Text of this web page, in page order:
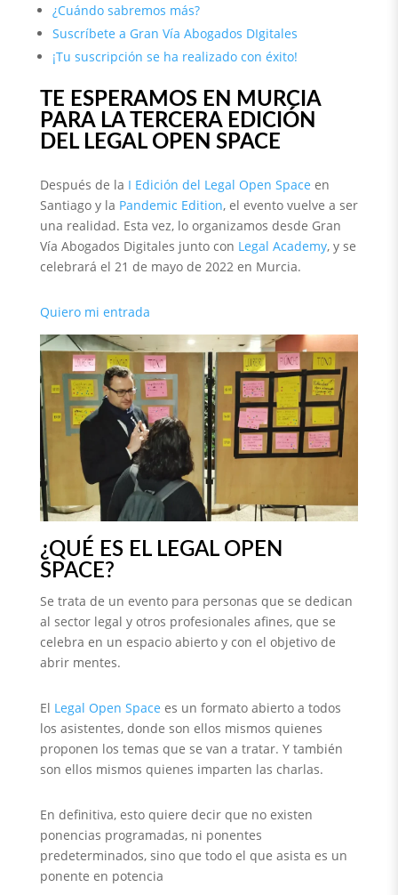
¿Cuándo sabremos más?
Suscríbete a Gran Vía Abogados DIgitales
¡Tu suscripción se ha realizado con éxito!
TE ESPERAMOS EN MURCIA
PARA LA TERCERA EDICIÓN
DEL LEGAL OPEN SPACE
Después de la I Edición del Legal Open Space en
Santiago y la Pandemic Edition, el evento vuelve a ser
una realidad. Esta vez, lo organizamos desde Gran
Vía Abogados Digitales junto con Legal Academy, y se
celebrará el 21 de mayo de 2022 en Murcia.
Quiero mi entrada
¿QUÉ ES EL LEGAL OPEN
SPACE?
Se trata de un evento para personas que se dedican
al sector legal y otros profesionales afines, que se
celebra en un espacio abierto y con el objetivo de
abrir mentes.
El Legal Open Space es un formato abierto a todos
los asistentes, donde son ellos mismos quienes
proponen los temas que se van a tratar. Y también
son ellos mismos quienes imparten las charlas.
En definitiva, esto quiere decir que no existen
ponencias programadas, ni ponentes
predeterminados, sino que todo el que asista es un
ponente en potencia